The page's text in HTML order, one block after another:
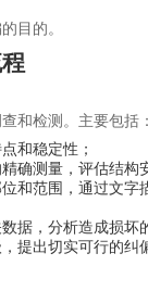
目的。
和检测。主要包括
和稳定性；
确测量，评估结构
和范围，通过文
据，分析造成损坏
提出切实可行的纠